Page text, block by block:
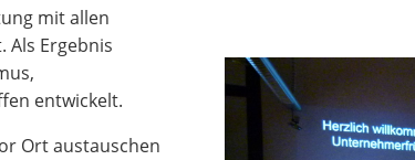
mit allen
Ergebnis
entwickelt.
Ort austauschen